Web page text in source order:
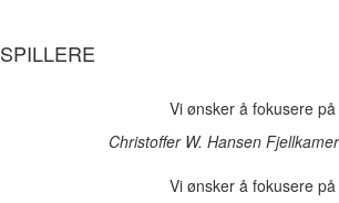
SPILLERE
Vi ønsker å fokusere på
Christoffer W. Hansen
Vi ønsker å fokusere på